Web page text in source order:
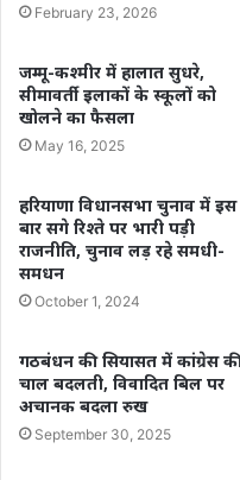
February 23, 2026
जम्मू-कश्मीर में हालात सुधरे,
सीमावर्ती इलाकों के स्कूलों को
खोलने का फैसला
May 16, 2025
हरियाणा विधानसभा चुनाव में इस
बार सगे रिश्ते पर भारी पड़ी
राजनीति, चुनाव लड़ रहे समधी-
समधन
October 1, 2024
गठबंधन की सियासत में कांग्रेस
चाल बदलती, विवादित बिल पर
अचानक बदला रुख
September 30, 2025